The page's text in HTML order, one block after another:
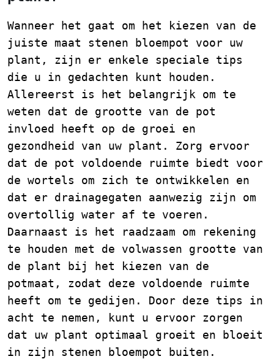
Wanneer het gaat om het kiezen van de
juiste maat stenen bloempot voor uw
plant, zijn er enkele speciale tips
die u in gedachten kunt houden.
Allereerst is het belangrijk om te
weten dat de grootte van de pot
invloed heeft op de groei en
gezondheid van uw plant. Zorg ervoor
dat de pot voldoende ruimte biedt voor
de wortels om zich te ontwikkelen en
dat er drainagegaten aanwezig zijn om
overtollig water af te voeren.
Daarnaast is het raadzaam om rekening
te houden met de volwassen grootte van
de plant bij het kiezen van de
potmaat, zodat deze voldoende ruimte
heeft om te gedijen. Door deze tips in
acht te nemen, kunt u ervoor zorgen
dat uw plant optimaal groeit en bloeit
in zijn stenen bloempot buiten.